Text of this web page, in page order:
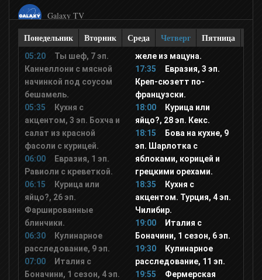
Galaxy TV
365 дней
Travel and Adventure
Авто Плюс
Viasat Explorer
Travel Channel
Ностальгия
Еда ТВ
Понедельник Вторник Среда Четверг Пятница
05:20
Ты шеф, 7 эп.
Каннеллони с мясной
начинкой под соусом
бешамель.
05:35
Кухня с
акцентом, 3 эп. Бохча и
салат из красной
фасоли с курицей.
06:00
Евразия, 1 эп.
Равиоли с креветкой.
06:15
Курица или
яйцо?, 26 эп.
Фаршированные
блинчики.
06:30
Кулинарное
расследование, 9 эп.
07:00
Италия с
Боначини, 1 сезон, 4 эп.
желе из мацуна.
17:35
Евразия, 3 эп.
Креп-сюзетт по-
французски.
18:00
Курица или
яйцо?, 28 эп. Кекс.
18:15
Бова на кухне, 9
эп. Шарлотка с
яблоками, корицей и
грецкими орехами.
18:35
Кухня с
акцентом. Турция, 4 эп.
Чилибир.
19:00
Италия с
Боначини, 1 сезон, 6 эп.
19:30
Кулинарное
расследование, 11 эп.
19:55
Фермерская